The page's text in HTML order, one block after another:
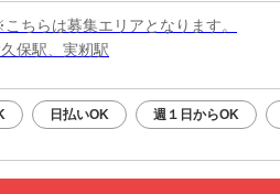
ちらは募集エリアとなります。
保駅、実籾駅
日払いOK 週１日からOK